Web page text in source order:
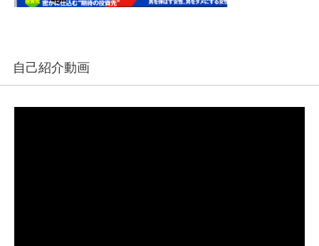
自己紹介動画